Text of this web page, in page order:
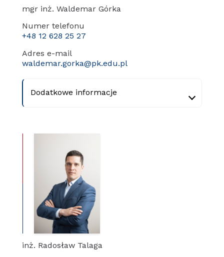
mgr inż. Waldemar Górka
Numer telefonu
+48 12 628 25 27
Adres e-mail
waldemar.gorka@pk.edu.pl
Dodatkowe informacje
inż. Radosław Talaga